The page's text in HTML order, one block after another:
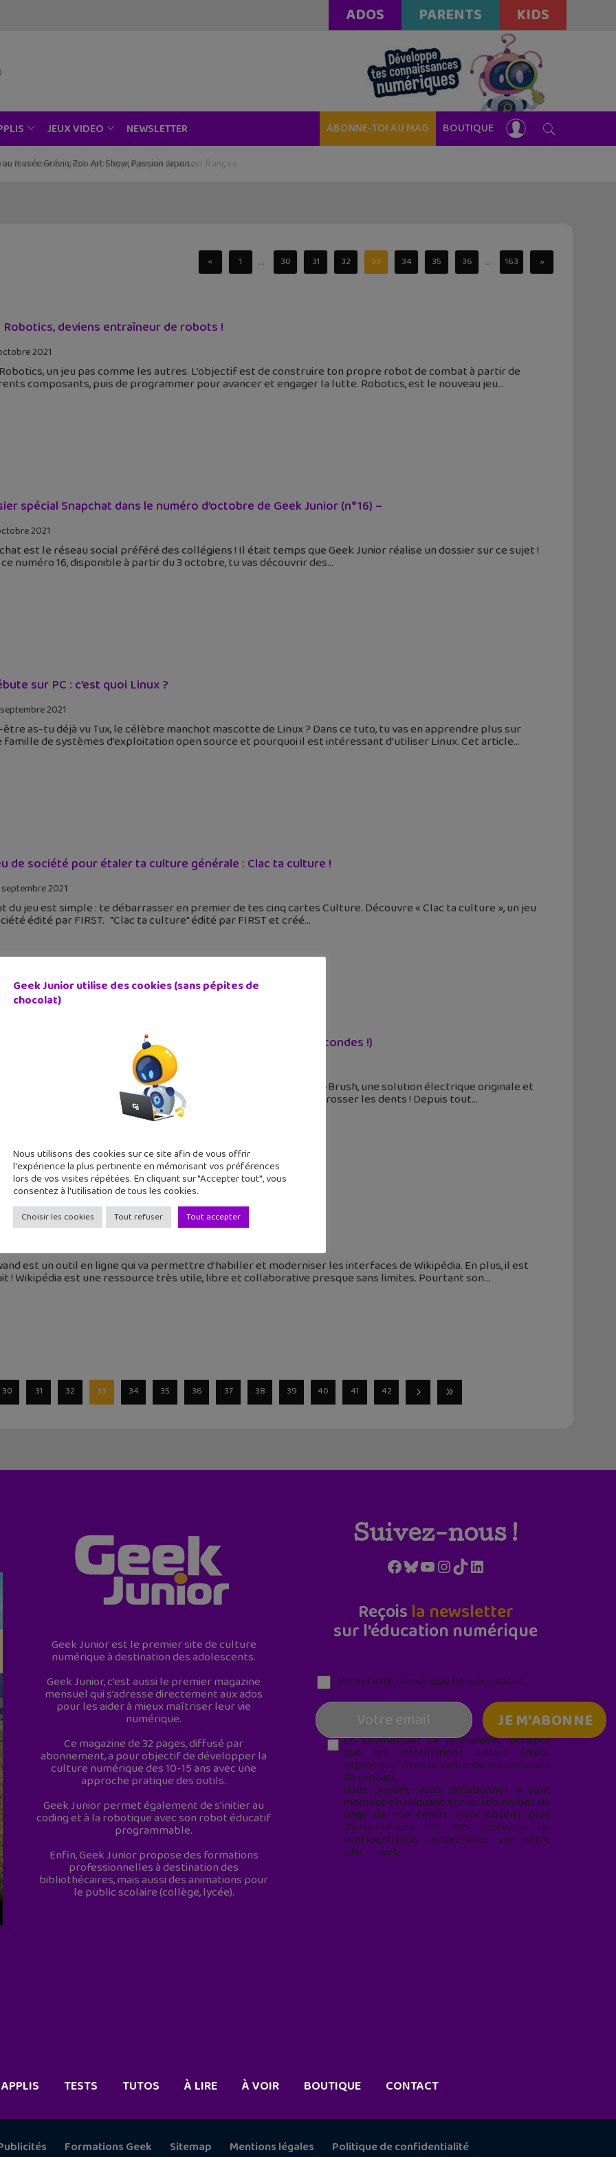
ADOS PARENTS KIDS
JEUX VIDEO NEWSLETTER ABONNE-TOI AU MAG BOUTIQUE
musée Grévin, Zoo Art Show, Passion Japon…
« 1 ... 30 31 32 33 34 35 36 ... 163 »
Robotics, deviens entraîneur de robots !
2021
un jeu pas comme les autres. L’objectif est de construire ton propre robot de combat à partir de
composants, puis de programmer pour avancer et engager la lutte. Robotics, est le nouveau jeu
spécial Snapchat dans le numéro d’octobre de Geek Junior (n°16) –
2021
est le réseau social préféré des collégiens ! Il était temps que Geek Junior réalise un dossier sur ce sujet !
numéro 16, disponible à partir du 3 octobre, tu vas découvrir des
sur PC : c’est quoi Linux ?
2021
as-tu déjà vu Tux, le célèbre manchot mascotte de Linux ? Dans ce tuto, tu vas en apprendre plus sur
de systèmes d’exploitation open source et pourquoi il est intéressant d’utiliser Linux. Cet article
de société pour étaler ta culture générale : Clac ta culture !
septembre 2021
du jeu est simple : te débarrasser en premier de tes cinq cartes Culture. Découvre « Clac ta culture », un jeu
édité par FIRST. "Clac ta culture" édité par FIRST et créé
Y-Brush, tu te brosses les dents vite fait bien fait (en 10 secondes !)
bonne résolution pour la rentrée : se brosser les dents avec Y-Brush, une solution électrique originale et
10 secondes suffisent ! Article sponsorisé. N'oublie pas de te brosser les dents ! Depuis tout
habillage pour Wikipédia : Wikiwand !
est un outil en ligne qui va permettre d’habiller et moderniser les interfaces de Wikipédia. En plus, il est
! Wikipédia est une ressource très utile, libre et collaborative presque sans limites. Pourtant son
30 31 32 33 34 35 36 37 38 39 40 41 42
Geek Junior est le premier site de culture
numérique à destination des adolescents.
Geek Junior, c’est aussi le premier magazine
mensuel qui s’adresse directement aux ados
pour les aider à mieux maîtriser leur vie
numérique.
Ce magazine de 32 pages, diffusé par
abonnement, a pour objectif de développer la
culture numérique des 10-15 ans avec une
approche pratique des outils.
Geek Junior permet également de s'initier au
coding et à la robotique avec son robot éducatif
programmable.
Enfin, Geek Junior propose des formations
professionnelles à destination des
bibliothécaires, mais aussi des animations pour
le public scolaire (collège, lycée).
Suivez-nous !
Facebook
Bluesky
YouTube
Instagram
TikTokLinkedIn
Reçois la newsletter
sur l'éducation numérique
Parentalité numérique (le lundi matin)
En soumettant ce formulaire, j’accepte
que les informations saisies soient
exploitées* dans le cadre de ma demande
de contact.
Vous pouvez vous désabonner à tout
moment en cliquant sur le lien en bas de
page de nos emails. Pour obtenir plus
d'informations sur nos pratiques de
confidentialité, rendez-vous sur notre
site web
Geek Junior utilise des cookies (sans pépites de
chocolat)
Nous utilisons des cookies sur ce site afin de vous offrir
l'expérience la plus pertinente en mémorisant vos préférences
lors de vos visites répétées. En cliquant sur "Accepter tout", vous
consentez à l'utilisation de tous les cookies.
Choisir les cookies Tout refuser Tout accepter
APPLIS TESTS TUTOS À LIRE À VOIR BOUTIQUE CONTACT
Formations Geek Sitemap Mentions légales Politique de confidentialité